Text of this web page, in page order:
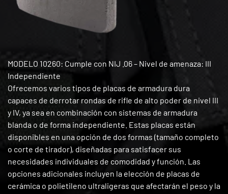
MODELO 10260: Cumple con NIJ .06 – Nivel de amenaza: III
Independiente
Ofrecemos varios tipos de placas de armadura dura
capaces de derrotar rondas de rifle de alto poder de nivel III
y IV, ya sea en combinación con sistemas de armadura
blanda o de forma independiente. Estas placas están
disponibles en una opción de dos formas (tamaño completo
o corte de tirador), diseñadas para satisfacer sus
necesidades individuales de comodidad y función. Las
opciones adicionales incluyen la elección de placas de
cerámica o polietileno ultraligeras que afectarán el peso y la